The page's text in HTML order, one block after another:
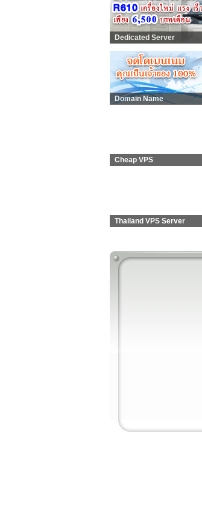
Dedicated Server
Domain Name
Cheap VPS
Thailand VPS Server